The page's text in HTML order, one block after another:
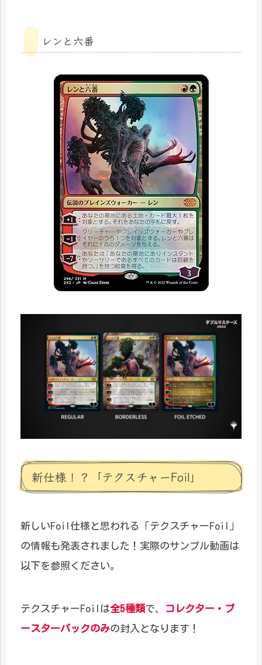
レンと六番
新仕様！？「テクスチャーFoil」
新しいFoil仕様と思われる「テクスチャーFoil」
の情報も発表されました！実際のサンプル動画は
以下を参照ください。
テクスチャーFoilは全5種類で、
コレクター・ブ
ースターパックのみの封入となります！